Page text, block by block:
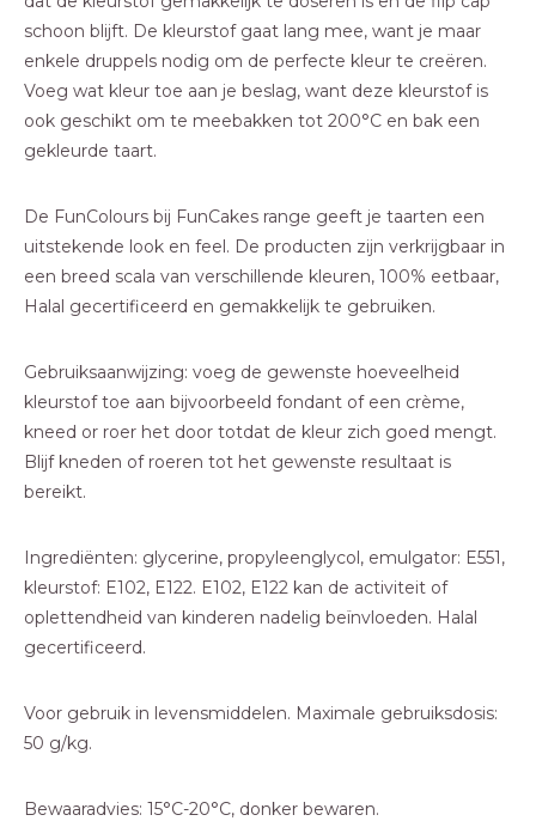
schoon blijft. De kleurstof gaat lang mee, want je maar
enkele druppels nodig om de perfecte kleur te creëren.
Voeg wat kleur toe aan je beslag, want deze kleurstof is
ook geschikt om te meebakken tot 200°C en bak een
gekleurde taart.
De FunColours bij FunCakes range geeft je taarten een
uitstekende look en feel. De producten zijn verkrijgbaar in
een breed scala van verschillende kleuren, 100% eetbaar,
Halal gecertificeerd en gemakkelijk te gebruiken.
Gebruiksaanwijzing: voeg de gewenste hoeveelheid
kleurstof toe aan bijvoorbeeld fondant of een crème,
kneed or roer het door totdat de kleur zich goed mengt.
Blijf kneden of roeren tot het gewenste resultaat is
bereikt.
Ingrediënten: glycerine, propyleenglycol, emulgator: E551,
kleurstof: E102, E122. E102, E122 kan de activiteit of
oplettendheid van kinderen nadelig beïnvloeden. Halal
gecertificeerd.
Voor gebruik in levensmiddelen. Maximale gebruiksdosis:
50 g/kg.
Bewaaradvies: 15°C-20°C, donker bewaren.